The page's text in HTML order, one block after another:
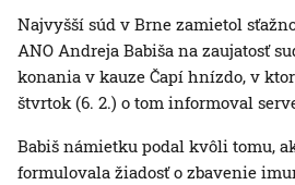
Najvyšší súd v Brne zamietol
ANO Andreja Babiša na zaujatosť
konania v kauze Čapí hnízdo, v
štvrtok (6. 2.) o tom informoval
Babiš námietku podal kvôli tomu,
formulovala žiadosť o zbavenie